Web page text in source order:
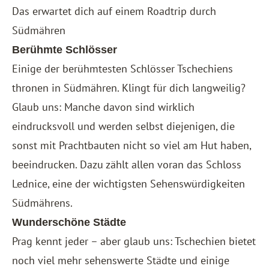
Das erwartet dich auf einem Roadtrip durch
Südmähren
Berühmte Schlösser
Einige der berühmtesten Schlösser Tschechiens
thronen in Südmähren. Klingt für dich langweilig?
Glaub uns: Manche davon sind wirklich
eindrucksvoll und werden selbst diejenigen, die
sonst mit Prachtbauten nicht so viel am Hut haben,
beeindrucken. Dazu zählt allen voran das Schloss
Lednice, eine der wichtigsten Sehenswürdigkeiten
Südmährens.
Wunderschöne Städte
Prag kennt jeder – aber glaub uns: Tschechien bietet
noch viel mehr sehenswerte Städte und einige